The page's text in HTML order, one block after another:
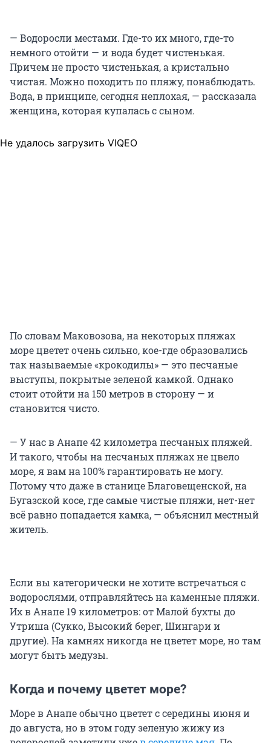
— Водоросли местами. Где-то их много, где-то
немного отойти — и вода будет чистенькая.
Причем не просто чистенькая, а кристально
чистая. Можно походить по пляжу, понаблюдать.
Вода, в принципе, сегодня неплохая, — рассказала
женщина, которая купалась с сыном.
Не удалось загрузить VIQEO
По словам Маковозова, на некоторых пляжах
море цветет очень сильно, кое-где образовались
так называемые «крокодилы» — это песчаные
выступы, покрытые зеленой камкой. Однако
стоит отойти на 150 метров в сторону — и
становится чисто.
— У нас в Анапе 42 километра песчаных пляжей.
И такого, чтобы на песчаных пляжах не цвело
море, я вам на 100% гарантировать не могу.
Потому что даже в станице Благовещенской, на
Бугазской косе, где самые чистые пляжи, нет-нет
всё равно попадается камка, — объяснил местный
житель.
Если вы категорически не хотите встречаться с
водорослями, отправляйтесь на каменные пляжи.
Их в Анапе 19 километров: от Малой бухты до
Утриша (Сукко, Высокий берег, Шингари и
другие). На камнях никогда не цветет море, но там
могут быть медузы.
Когда и почему цветет море?
Море в Анапе обычно цветет с середины июня и
до августа, но в этом году зеленую жижу из